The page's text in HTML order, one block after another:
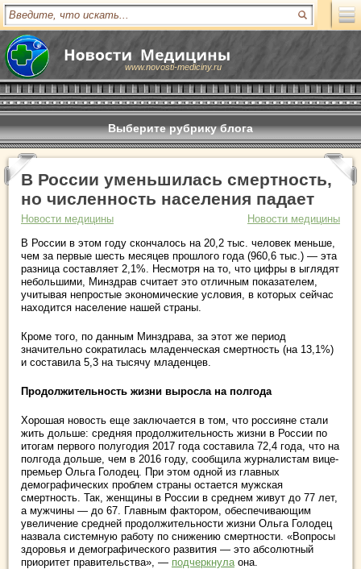
www.novosti-mediciny.ru
Выберите рубрику блога
В России уменьшилась смертность,
но численность населения падает
Новости медицины
Новости медицины
В России в этом году скончалось на 20,2 тыс. человек меньше,
чем за первые шесть месяцев прошлого года (960,6 тыс.) — эта
разница составляет 2,1%. Несмотря на то, что цифры в ыглядят
небольшими, Минздрав считает это отличным показателем,
учитывая непростые экономические условия, в которых сейчас
находится население нашей страны.
Кроме того, по данным Минздрава, за этот же период
значительно сократилась младенческая смертность (на 13,1%)
и составила 5,3 на тысячу младенцев.
Продолжительность жизни выросла на полгода
Хорошая новость еще заключается в том, что россияне стали
жить дольше: средняя продолжительность жизни в России по
итогам первого полугодия 2017 года составила 72,4 года, что на
полгода дольше, чем в 2016 году, сообщила журналистам вице-
премьер Ольга Голодец. При этом одной из главных
демографических проблем страны остается мужская
смертность. Так, женщины в России в среднем живут до 77 лет,
а мужчины — до 67. Главным фактором, обеспечивающим
увеличение средней продолжительности жизни Ольга Голодец
назвала системную работу по снижению смертности. «Вопросы
здоровья и демографического развития — это абсолютный
приоритет правительства», — подчеркнулаона.